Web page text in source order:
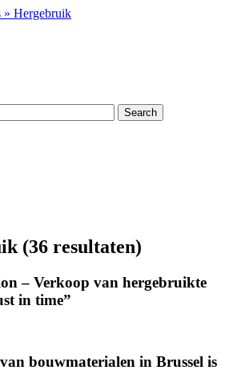
(36 resultaten)
– Verkoop van hergebruikte
in time”
bouwmaterialen in Brussel is